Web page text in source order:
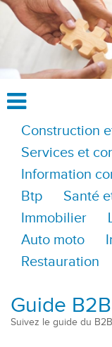
Construction
Services et
Information
Btp
Santé
Immobilier
Auto moto
Restauration
Guide B2B
Suivez le guide du B2B